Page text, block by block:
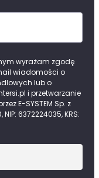
wyrażam zgodę
wiadomości o
lub o
i przetwarzanie
E-SYSTEM Sp. z
6372224035, KRS: